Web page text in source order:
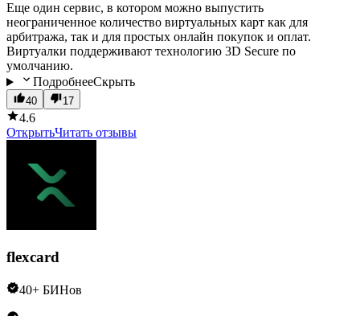
Еще один сервис, в котором можно выпустить
неограниченное количество виртуальных карт как для
арбитража, так и для простых онлайн покупок и оплат.
Виртуалки поддерживают технологию 3D Secure по
умолчанию.
ПодробнееСкрыть
40 17
4.6
ОткрытьЧитать отзывы
flexcard
40+ БИНов